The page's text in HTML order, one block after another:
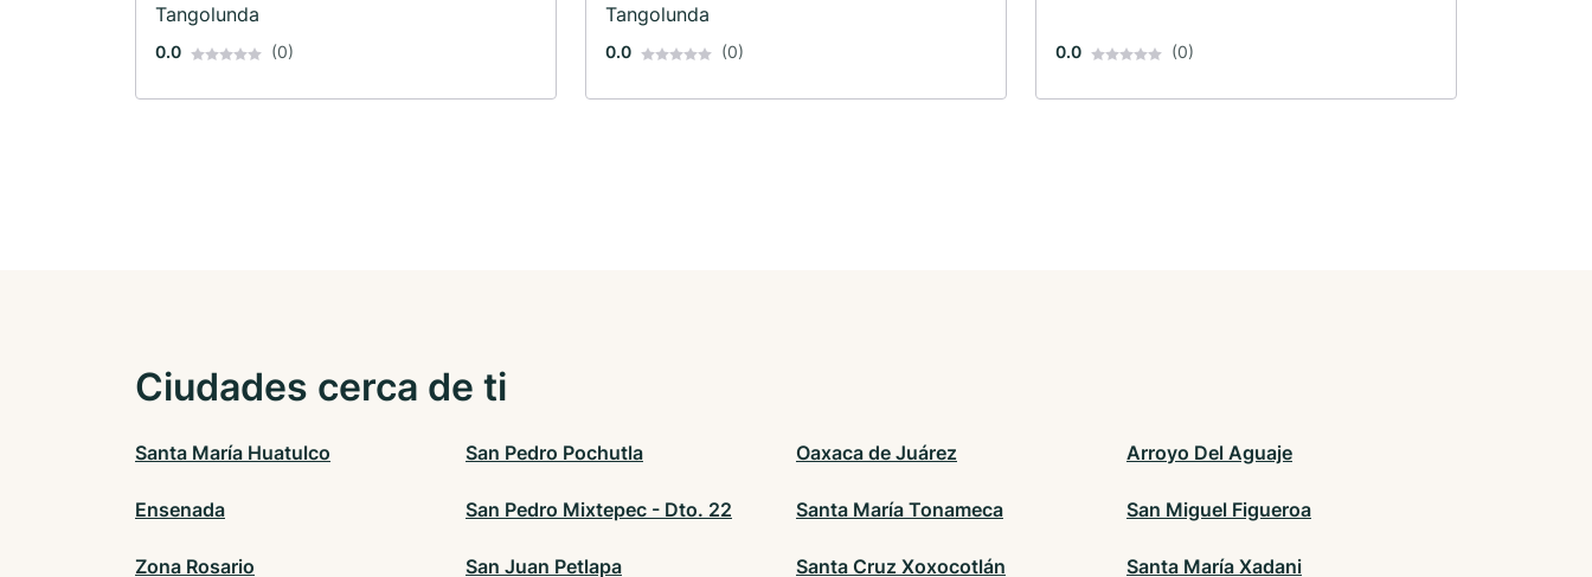
Tangolunda
0.0 (0)
Tangolunda
0.0 (0) 0.0 (0)
Ciudades cerca de ti
Santa María Huatulco San Pedro Pochutla Oaxaca de Juárez Arroyo Del Aguaje
Ensenada San Pedro Mixtepec - Dto. 22 Santa María Tonameca San Miguel Figueroa
Zona Rosario San Juan Petlapa Santa Cruz Xoxocotlán Santa María Xadani